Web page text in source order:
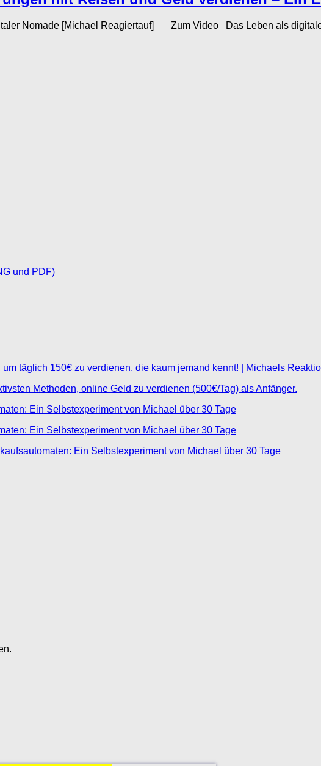
Nomade [Michael Reagiertauf] Zum Video Das Leben als
und PDF)
täglich 150€ zu verdienen, die kaum jemand kennt! | Michaels
Methoden, online Geld zu verdienen (500€/Tag) als Anfänger.
Ein Selbstexperiment von Michael über 30 Tage
Ein Selbstexperiment von Michael über 30 Tage
Ein Selbstexperiment von Michael über 30 Tage